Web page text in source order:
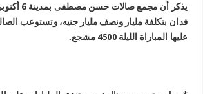
فدان بتكلفة مليار ونصف مليار جنيه، وتستوعب
عليها المباراة الليلة 4500 مشجع.